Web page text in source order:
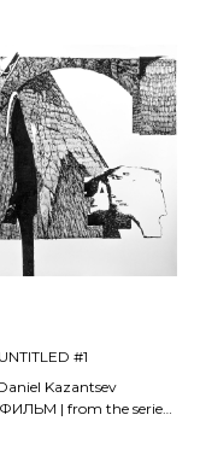
#1
Kazantsev
| from the series